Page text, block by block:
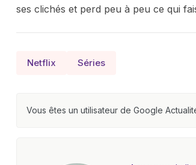
ses clichés et perd peu à peu ce qui
Netflix Séries
Vous êtes un utilisateur de Google